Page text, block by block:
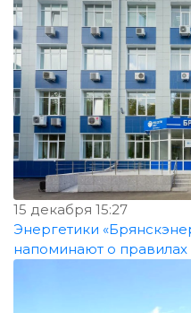
15 декабря 15:27
Энергетики
напоминают о правилах